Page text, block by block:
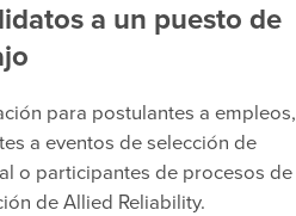
a un puesto de
para postulantes a empleos,
a eventos de selección de
o participantes de procesos de
de Allied Reliability.